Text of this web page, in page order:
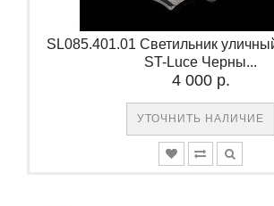
SL085.401.01 Светильник
ST-Luce Черны...
4 000 р.
УТОЧНИТЬ НАЛИЧИЕ